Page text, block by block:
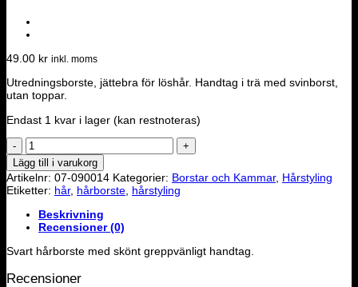
49.00 kr inkl. moms
Utredningsborste, jättebra för löshår. Handtag i trä med svinborst,
utan toppar.
Endast 1 kvar i lager (kan restnoteras)
Svart
borste
mängd
Lägg till i varukorg
Artikelnr: 07-090014 Kategorier: Borstar och Kammar, Hårstyling
Etiketter: hår, hårborste hårstyling
Beskrivning
Recensioner (0)
Svart hårborste med skönt greppvänligt handtag.
Recensioner